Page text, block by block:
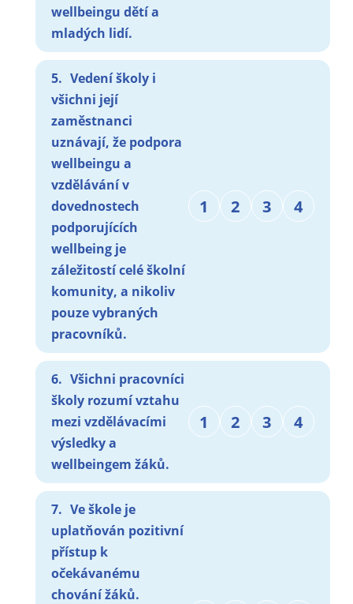
wellbeingu dětí a
mladých lidí.
5. Vedení školy i
všichni její
zaměstnanci
uznávají, že podpora
wellbeingu a
vzdělávání v
dovednostech
podporujících
wellbeing je
záležitostí celé školní
komunity, a nikoliv
pouze vybraných
pracovníků.
1 2 3 4
6. Všichni pracovníci
školy rozumí vztahu
mezi vzdělávacími
výsledky a
wellbeingem žáků.
1 2 3 4
7. Ve škole je
uplatňován pozitivní
přístup k
očekávanému
chování žáků.